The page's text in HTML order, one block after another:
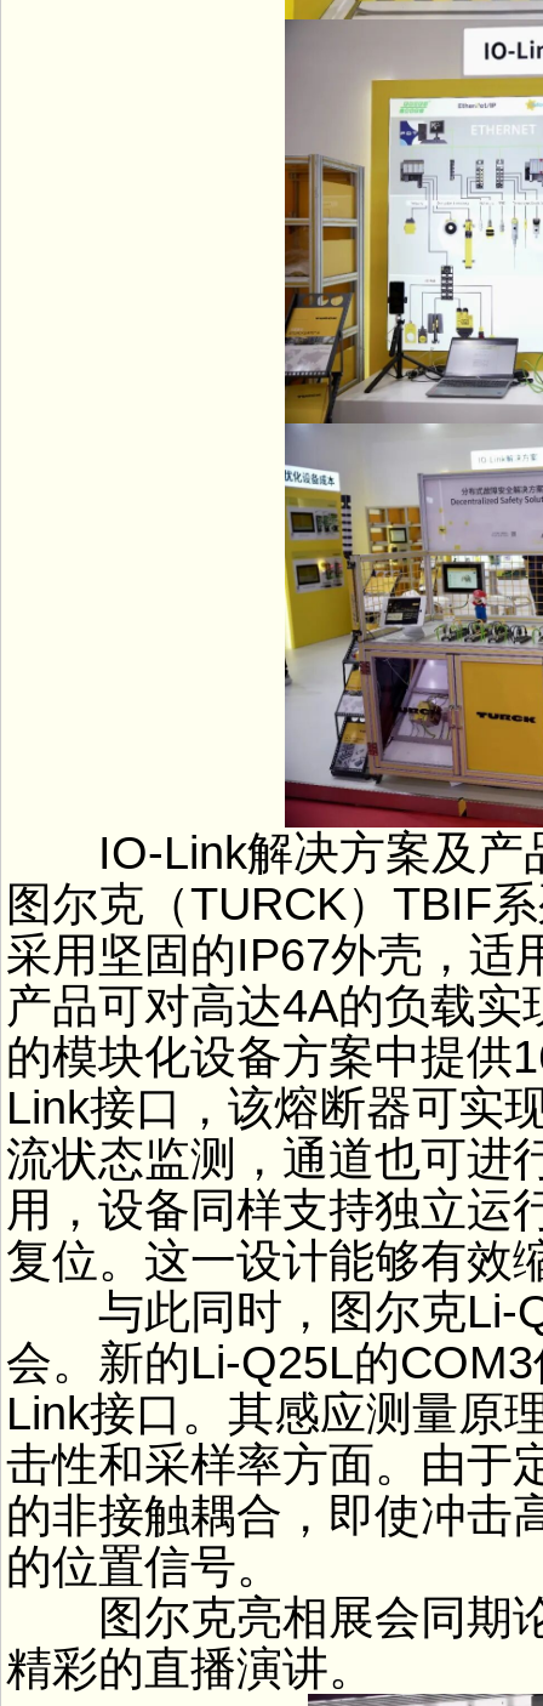
IO-Link解决方案及产
图尔克（TURCK）TBIF
采用坚固的IP67外壳，适
产品可对高达4A的负载
的模块化设备方案中提供
Link接口，该熔断器可实
流状态监测，通道也可进
用，设备同样支持独立运
复位。这一设计能够有效
与此同时，图尔克Li-
会。新的Li-Q25L的
Link接口。其感应测量原
击性和采样率方面。由于
的非接触耦合，即使冲击
的位置信号。
图尔克亮相展会同期论
精彩的直播演讲。